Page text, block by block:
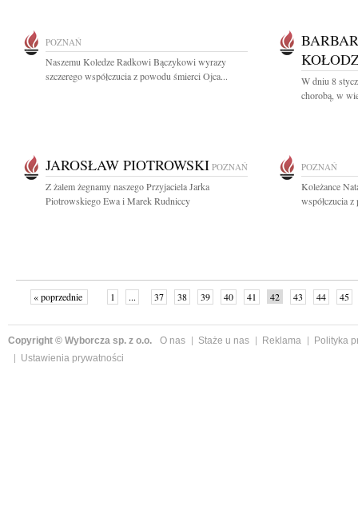
POZNAŃ
Naszemu Koledze Radkowi Bączykowi wyrazy
szczerego współczucia z powodu śmierci Ojca...
W dniu 8
chorobą, w
JAROSŁAW PIOTROWSKI POZNAŃ
Z żalem żegnamy naszego Przyjaciela Jarka
Piotrowskiego Ewa i Marek Rudniccy
POZNAŃ
Koleżance
współczucia
« poprzednie 1 ... 37 38 39 40 41 42 43 44
45
Copyright © Wyborcza sp. z o.o. O nas Staże u nas Reklama
Polityka
Ustawienia prywatności